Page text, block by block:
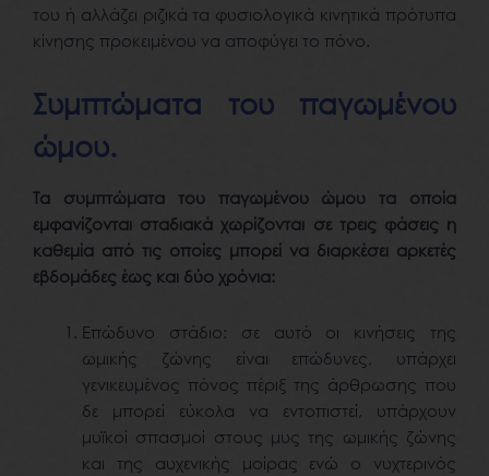
του ή αλλάζει ριζικά τα φυσιολογικά κινητικά πρότυπα
κίνησης προκειμένου να αποφύγει το πόνο.
Συμπτώματα του παγωμένου
ώμου.
Τα συμπτώματα του παγωμένου ώμου τα οποία
εμφανίζονται σταδιακά χωρίζονται σε τρεις φάσεις η
καθεμία από τις οποίες μπορεί να διαρκέσει αρκετές
εβδομάδες έως και δύο χρόνια:
Επώδυνο στάδιο: σε αυτό οι κινήσεις της
ωμικής ζώνης είναι επώδυνες, υπάρχει
γενικευμένος πόνος πέριξ της άρθρωσης που
δε μπορεί εύκολα να εντοπιστεί, υπάρχουν
μυϊκοί σπασμοί στους μυς της ωμικής ζώνης
και της αυχενικής μοίρας ενώ ο νυχτερινός